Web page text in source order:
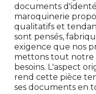
documents
maroquinerie
qualitatifs et
sont pensés,
exigence que nos
mettons tout notre
besoins. L'aspect
rend cette pièce
ses documents en